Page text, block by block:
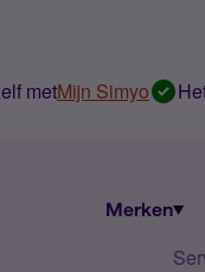
metMijn Simyo
Merken